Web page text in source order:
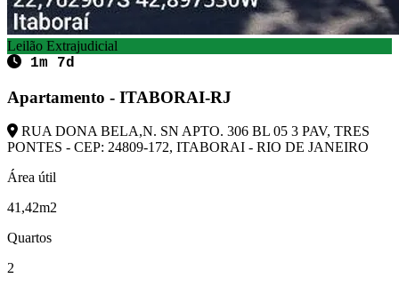
Leilão Extrajudicial
1m 7d
Apartamento - ITABORAI-RJ
RUA DONA BELA,N. SN APTO. 306 BL 05 3 PAV, TRES
PONTES - CEP: 24809-172, ITABORAI - RIO DE JANEIRO
Área útil
41,42m2
Quartos
2